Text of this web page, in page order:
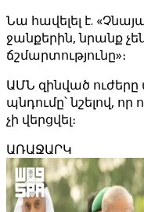
Նա հավելել է.
ջանքերին, նրանք
ճշմարտությունը»։
ԱՄՆ զինված ուժերը
պնդումը՝ նշելով,
չի վերցվել։
ԱՌԱՋԱՐԿ